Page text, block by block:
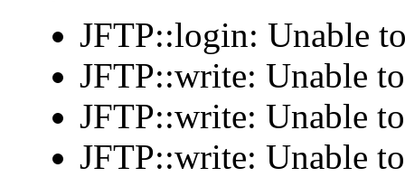
JFTP::login: Unable
JFTP::write: Unable
JFTP::write: Unable
JFTP::write: Unable